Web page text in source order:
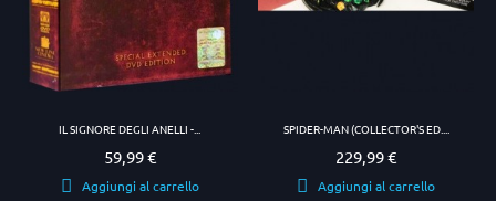
IL SIGNORE DEGLI ANELLI -...
Prezzo
59,99 €
Aggiungi al carrello
SPIDER-MAN (COLLECTOR'S ED....
Prezzo
229,99 €
Aggiungi al carrello